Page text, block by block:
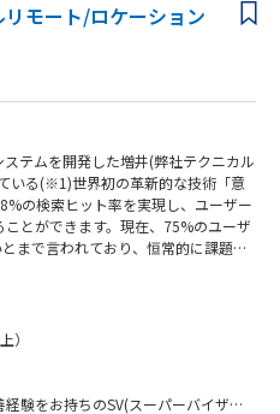
事施策に挑戦できます
いただく予定です
卒）。母集団形成、選考、受入、定
運営のフォロー(面談など)、社員か
組織と協業しながら、職場環境の整
託(拠点固有の総務事務) など
調査役、関西BCで勤務する社員、関
目指しキャリア形成いただきます。
況によっては、拠点運営の組織化、マ
としての任用も可能です。
来る方
していける方
シップを発揮できる方
ンが図れる方
やり抜くことができる方
モート/ロケーション
テムを開発した増井(弊社テクニカル
いる(※1)世界初の革新的な技術「意
の検索ヒット率を実現し、ユーザー
とができます。現在、75%のユーザ
まで言われており、恒常的に課題を
いて、革命をもたらす注目のSaaSこ
ンド約600サイト以上に導入されて
号
達成し、シリーズDというラウンドで
）
験をお持ちのSV(スーパーバイザー)